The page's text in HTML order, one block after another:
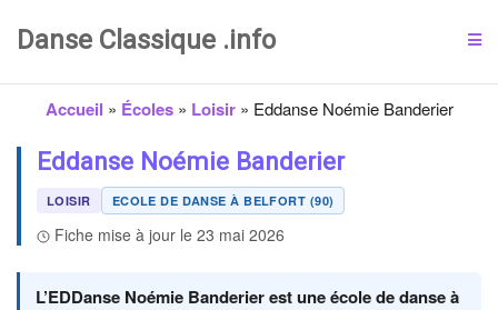
Danse Classique .info
Accueil » Écoles» Loisir» Eddanse Noémie Banderier
Eddanse Noémie Banderier
LOISIR ECOLE DE DANSE À BELFORT (90)
Fiche mise à jour le 23 mai 2026
L’EDDanse Noémie Banderier est une école de danse à